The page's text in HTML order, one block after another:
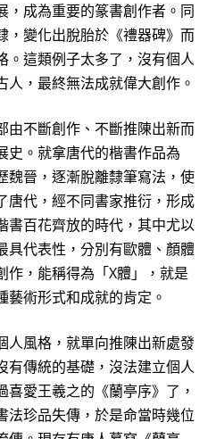
，成為重要的篆書創作者。同
，變化出脫胎於《禮器碑》而
。這類例子太多了，沒有個人
，最終無法成就偉大創作。
由不斷創作、不斷推陳出新而
史。就拿唐代的楷書作品為
魏晉，逐漸脫離隸筆寫法，使
唐代，經不同書家推衍，形成
書百花齊放的時代，其中尤以
具代表性，分別有歐體、顏體
作，能稱得為「X體」，就是
術形式和成就的肯定。
人風格，就單向推陳出新處發
有傳統的基礎，沒法建立個人
愛王羲之的《蘭亭序》了，
法珍品失傳，於是命當時幾位